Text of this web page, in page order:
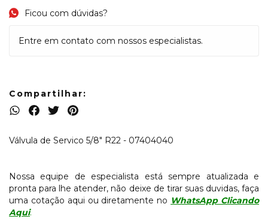
Ficou com dúvidas?
Entre em contato com nossos especialistas.
Compartilhar:
Válvula de Servico 5/8" R22 - 07404040
Nossa equipe de especialista está sempre atualizada e
pronta para lhe atender, não deixe de tirar suas duvidas, faça
uma cotação aqui ou diretamente no WhatsApp Clicando
Aqui.